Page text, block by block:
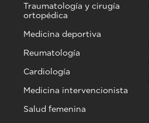
Traumatología y cirugía
ortopédica
Medicina deportiva
Reumatología
Cardiología
Medicina intervencionista
Salud femenina